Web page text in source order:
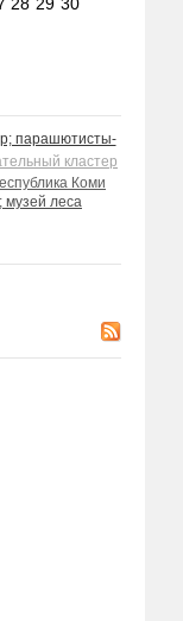
28 29 30
парашютисты-
кластер
Коми
музей леса